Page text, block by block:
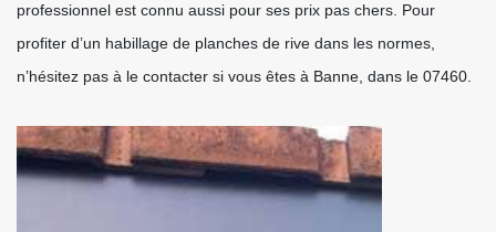
professionnel est connu aussi pour ses prix pas chers. Pour
profiter d’un habillage de planches de rive dans les normes,
n’hésitez pas à le contacter si vous êtes à Banne, dans le 07460.